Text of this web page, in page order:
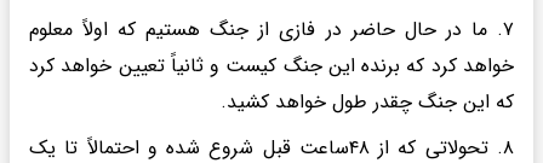
۷. ما در حال حاضر در فازی از جنگ هستیم که اولاً معلوم
خواهد کرد که برنده این جنگ کیست و ثانیاً تعیین خواهد کرد
که این جنگ چقدر طول خواهد کشید.
۸. تحولاتی که از ۴۸‌ساعت قبل شروع شده و احتمالاً تا یک